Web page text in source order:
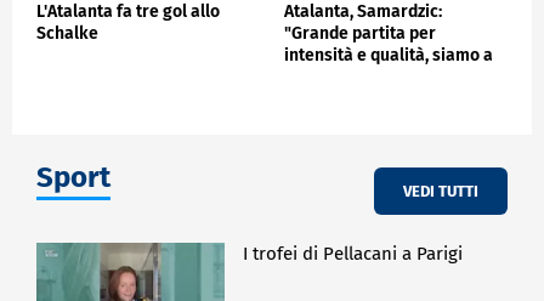
L'Atalanta fa tre gol allo
Schalke
Atalanta, Samardzic:
"Grande partita per
intensità e qualità, siamo a
Sport VEDI TUTTI
I trofei di Pellacani a Parigi